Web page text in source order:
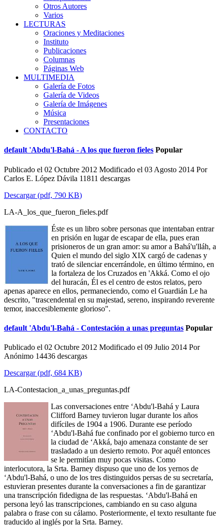
Otros Autores
Varios
LECTURAS
Oraciones y Meditaciones
Instituto
Publicaciones
Columnas
Páginas Web
MULTIMEDIA
Galería de Fotos
Galería de Videos
Galería de Imágenes
Música
Presentaciones
CONTACTO
default 'Abdu'l-Bahá - A los que fueron fieles Popular
Publicado el 02 Octubre 2012 Modificado el 03 Agosto 2014 Por
Carlos E. López Dávila 11811 descargas
Descargar(pdf, 790 KB)
LA-A_los_que_fueron_fieles.pdf
Éste es un libro sobre personas que intentaban entrar
en prisión en lugar de escapar de ella, pues eran
prisioneros de un gran amor: su amor a Bahá'u'lláh, a
Quien el mundo del siglo XIX cargó de cadenas y
trató de silenciar encerrándole, en último término, en
la fortaleza de los Cruzados en 'Akká. Como el ojo
del huracán, Él es el centro de estos relatos, pero
apenas aparece en ellos, permaneciendo, como el Guardián Le ha
descrito, "trascendental en su majestad, sereno, inspirando reverente
temor, inaccesiblemente glorioso".
default 'Abdu'l-Bahá - Contestación a unas preguntas Popular
Publicado el 02 Octubre 2012 Modificado el 09 Julio 2014 Por
Anónimo 14436 descargas
Descargar(pdf, 684 KB)
LA-Contestacion_a_unas_preguntas.pdf
Las conversaciones entre ‘Abdu'l-Bahá y Laura
Clifford Barney tuvieron lugar durante los años
difíciles de 1904 a 1906. Durante ese período
‘Abdu'l-Bahá fue confinado por el gobierno turco en
la ciudad de ‘Akká, bajo amenaza constante de ser
trasladado a un desierto remoto. Por aquél entonces
se le permitían muy pocas visitas. Como
interlocutora, la Srta. Barney dispuso que uno de los yernos de
‘Abdu'l-Bahá, o uno de los tres distinguidos persas de su secretaría,
estuvieran presentes durante la conversaciones a fin de garantizar
una transcripción fidedigna de las respuestas. ‘Abdu'l-Bahá en
persona leyó las transcripciones, cambiando en su caso alguna
palabra o frase con su cálamo. Posteriormente, el texto resultante fue
traducido al inglés por la Srta. Barney.